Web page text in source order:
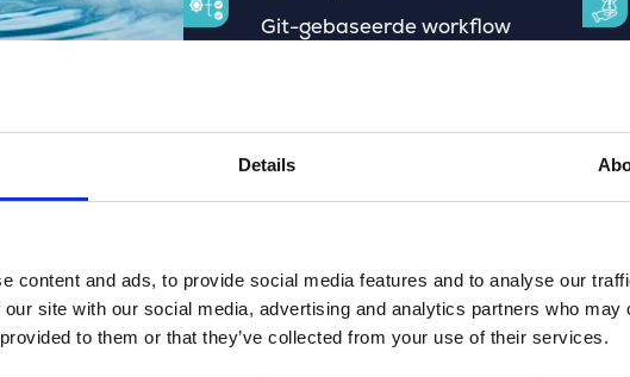
Details
content and ads, to provide social media features and to analyse our
site with our social media, advertising and analytics partners who may
to them or that they’ve collected from your use of their services.
Git-gebaseerde workflow
roadmap